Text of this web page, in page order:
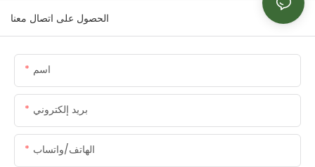
الحصول على اتصال معنا
اسم
بريد إلكتروني
الهاتف/واتساب